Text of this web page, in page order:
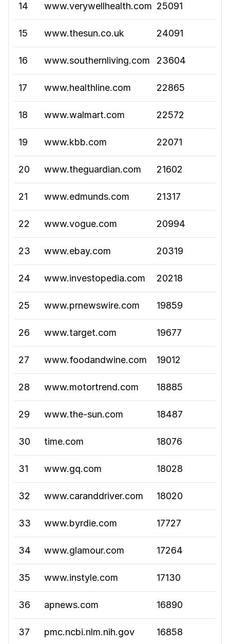
14 www.verywellhealth.com 25091
15 www.thesun.co.uk 24091
16 www.southernliving.com 23604
17 www.healthline.com 22865
18 www.walmart.com 22572
19 www.kbb.com 22071
20 www.theguardian.com 21602
21 www.edmunds.com 21317
22 www.vogue.com 20994
23 www.ebay.com 20319
24 www.investopedia.com 20218
25 www.prnewswire.com 19859
26 www.target.com 19677
27 www.foodandwine.com 19012
28 www.motortrend.com 18885
29 www.the-sun.com 18487
30 time.com 18076
31 www.gq.com 18028
32 www.caranddriver.com 18020
33 www.byrdie.com 17727
34 www.glamour.com 17264
35 www.instyle.com 17130
36 apnews.com 16890
37 pmc.ncbi.nlm.nih.gov 16858